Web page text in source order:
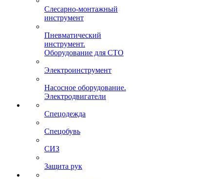
Слесарно-монтажный
инструмент
Пневматический
инструмент.
Оборудование для СТО
Электроинструмент
Насосное оборудование.
Электродвигатели
Спецодежда
Спецобувь
СИЗ
Защита рук